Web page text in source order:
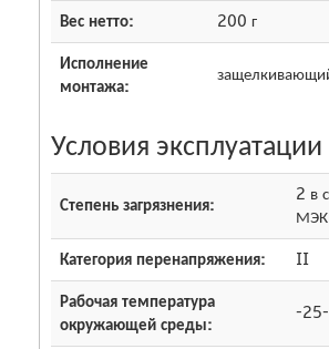
Вес нетто: 200 г
Исполнение
монтажа:
Условия
Степень загрязнения:
2 в
Категория перенапряжения: II
Рабочая температура
окружающей среды:
-25-